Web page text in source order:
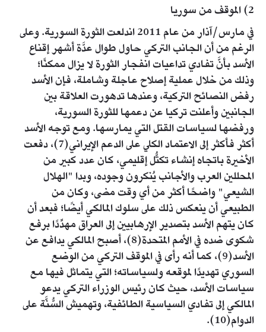
2) الموقف من سوريا
في مارس/آذار من عام 2011 اندلعت الثورة السورية. وعلى
الرغم من أن الجانب التركي حاول طوال عدَّة أشهر إقناع
الأسد بأنَّ تفادي تداعيات انفجار الثورة لا يزال ممكنًا؛
وذلك من خلال عملية إصلاح عاجلة وشاملة، فإن الأسد
رفض النصائح التركية، وعندها تدهورت العلاقة بين
الجانبين وأعلنت تركيا عن دعمها للثورة السورية،
ورفضها لسياسات القتل التي يمارسها. ومع توجه الأسد
أكثر فأكثر إلى الاعتماد الكلي على الدعم الإيراني(7)، دفعت
الأخيرة باتجاه إنشاء تكتُّل إقليمي، كان عدد كبير من
المحللين العرب والأجانب يُنكرون وجوده، وبدا "الهلال
الشيعي" واضحًا أكثر من أي وقت مضى، وكان من
الطبيعي أن ينعكس ذلك على سلوك المالكي أيضًا؛ فبعد أن
كان يتهم الأسد بتصدير الإرهابيين إلى العراق مهدِّدًا برفع
شكوى ضده في الأمم المتحدة(8)، أصبح المالكي يدافع عن
الأسد(9)، كما أنه رأى في الموقف التركي من الوضع
السوري تهديدًا لموقعه ولسياساته؛ التي يتماثل فيها مع
سياسات الأسد، حيث كان رئيس الوزراء التركي يدعو
المالكي إلى تفادي السياسية الطائفية، وتهميش السُّنَّة على
الدوام(10).